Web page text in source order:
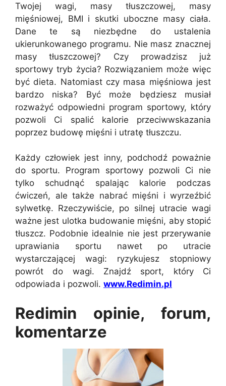
Twojej wagi, masy tłuszczowej, masy
mięśniowej, BMI i skutki uboczne masy ciała.
Dane te są niezbędne do ustalenia
ukierunkowanego programu. Nie masz znacznej
masy tłuszczowej? Czy prowadzisz już
sportowy tryb życia? Rozwiązaniem może więc
być dieta. Natomiast czy masa mięśniowa jest
bardzo niska? Być może będziesz musiał
rozważyć odpowiedni program sportowy, który
pozwoli Ci spalić kalorie przeciwwskazania
poprzez budowę mięśni i utratę tłuszczu.
Każdy człowiek jest inny, podchodź poważnie
do sportu. Program sportowy pozwoli Ci nie
tylko schudnąć spalając kalorie podczas
ćwiczeń, ale także nabrać mięśni i wyrzeźbić
sylwetkę. Rzeczywiście, po silnej utracie wagi
ważne jest ulotka budowanie mięśni, aby stopić
tłuszcz. Podobnie idealnie nie jest przerywanie
uprawiania sportu nawet po utracie
wystarczającej wagi: ryzykujesz stopniowy
powrót do wagi. Znajdź sport, który Ci
odpowiada i pozwoli. www.Redimin.pl
Redimin opinie, forum,
komentarze